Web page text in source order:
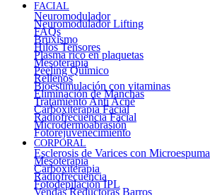
FACIAL
Neuromodulador
Neuromodulador Lifting
FAQs
Bruxismo
Hilos Tensores
Plasma rico en plaquetas
Mesoterapia
Peeling Químico
Rellenos
Bioestimulación con vitaminas
Eliminación de Manchas
Tratamiento Anti Acné
Carboxiterapia Facial
Radiofrecuencia Facial
Microdermoabrasión
Fotorejuvenecimiento
CORPORAL
Esclerosis de Varices con Microespuma
Mesoterapia
Carboxiterapia
Radiofrecuencia
Fotodepilación IPL
Vendas Reductoras Barros